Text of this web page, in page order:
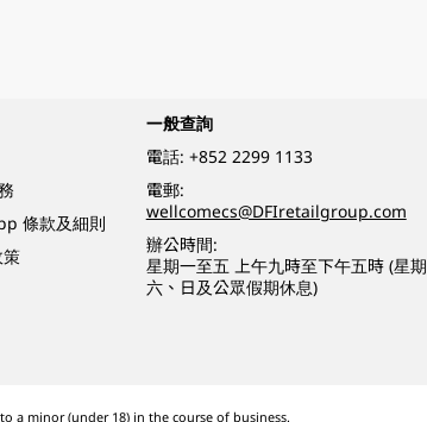
條款及細則
一般查詢
電話: +852 2299 1133
電郵:
wellcomecs@DFIretailgroup.com
辦公時間:
星期一至五 上午九時至下午五時 (星期
六、日及公眾假期休息)
minor (under 18) in the course of business.